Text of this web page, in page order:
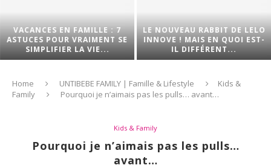
VACANCES EN FAMILLE : 7
ASTUCES POUR VRAIMENT SE
SIMPLIFIER LA VIE...
LE NOUVEAU RABBIT DE LELO
INNOVE ! MAIS EN QUOI EST-
IL DIFFÉRENT...
Home UNTIBEBE FAMILY | Famille & Lifestyle
Kids &
Family
Pourquoi je n’aimais pas les pulls… avant…
Kids & Family
Pourquoi je n’aimais pas les pulls…
avant…